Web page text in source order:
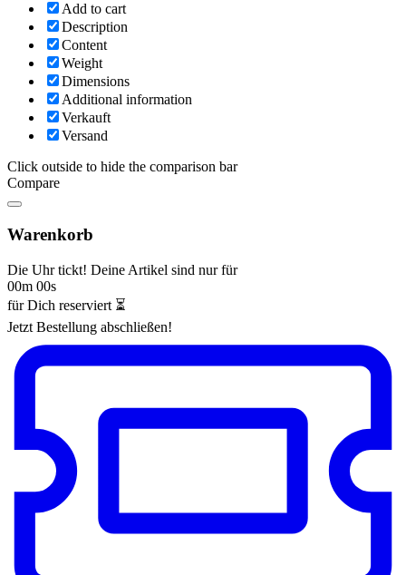
Add to cart
Description
Content
Weight
Dimensions
Additional information
Verkauft
Versand
Click outside to hide the comparison bar
Compare
Warenkorb
Die Uhr tickt! Deine Artikel sind nur für
00m 00s
für Dich reserviert ⏳
Jetzt Bestellung abschließen!